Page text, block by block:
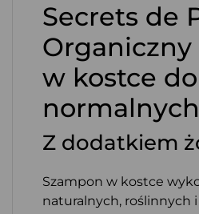
Secrets de
Organiczny
w kostce
Z dodatkiem
Szampon w kostce
naturalnych, roślinnych